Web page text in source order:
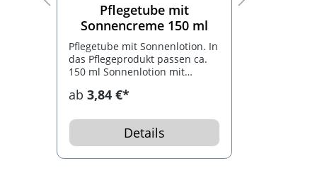
Pflegetube mit
Sonnencreme 150 ml
Pflegetube mit Sonnenlotion. In
das Pflegeprodukt passen ca.
150 ml Sonnenlotion mit
Werbegeschenk für zu Hause
hat einen praktischen Klapp-
Drehverschluss. Auf Wunsch
kann die Pflegetube mit einem
Logo bedruckt werden.
ab 3,84 €*
Details